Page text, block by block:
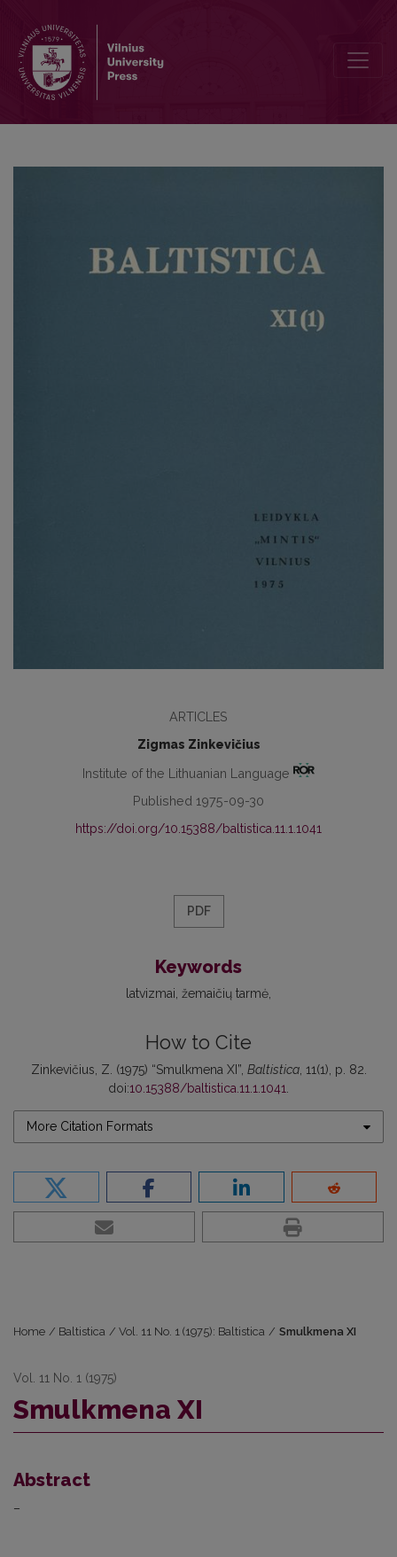
ARTICLES
Zigmas Zinkevičius
Institute of the Lithuanian Language
Published 1975-09-30
https://doi.org/10.15388/baltistica.11.1.1041
PDF
Keywords
latvizmai žemaičių tarmė
How to Cite
Zinkevičius, Z. (1975) “Smulkmena XI”, Baltistica, 11(1), p. 82.
doi:10.15388/baltistica.11.1.1041.
More Citation Formats
Home / Baltistica / Vol. 11 No. 1 (1975): Baltistica / Smulkmena XI
Vol. 11 No. 1 (1975)
Smulkmena XI
Abstract
–